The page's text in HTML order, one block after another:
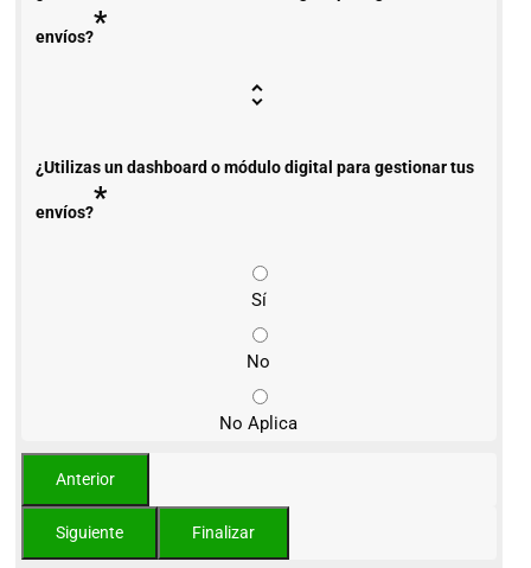
envíos?*
¿Utilizas un dashboard o módulo digital para gestionar tus
envíos?*
Sí
No
No Aplica